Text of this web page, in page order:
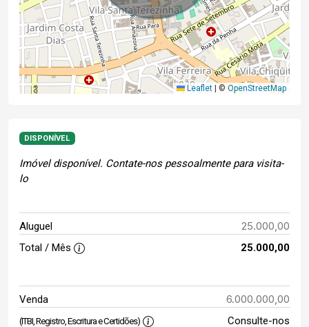
Leaflet ©OpenStreetMap
DISPONÍVEL
Imóvel disponível. Contate-nos pessoalmente para visita-
lo
Aluguel 25.000,00
Total / Mês 25.000,00
Venda 6.000.000,00
(ITBI, Registro, Escritura e Certidões) Consulte-nos